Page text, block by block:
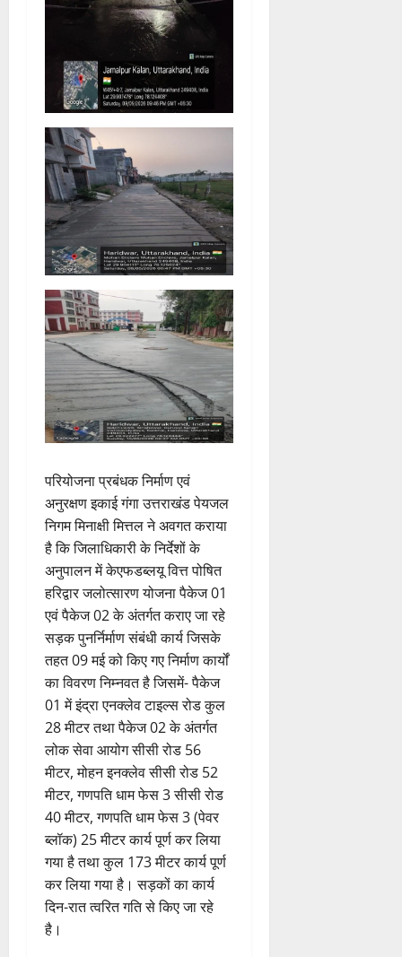
परियोजना प्रबंधक निर्माण एवं
अनुरक्षण इकाई गंगा उत्तराखंड पेयजल
निगम मिनाक्षी मित्तल ने अवगत कराया
है कि जिलाधिकारी के निर्देशों के
अनुपालन में केएफडब्लयू वित्त पोषित
हरिद्वार जलोत्सारण योजना पैकेज 01
एवं पैकेज 02 के अंतर्गत कराए जा रहे
सड़क पुनर्निर्माण संबंधी कार्य जिसके
तहत 09 मई को किए गए निर्माण कार्यों
का विवरण निम्नवत है जिसमें- पैकेज
01 में इंद्रा एनक्लेव टाइल्स रोड कुल
28 मीटर तथा पैकेज 02 के अंतर्गत
लोक सेवा आयोग सीसी रोड 56
मीटर, मोहन इनक्लेव सीसी रोड 52
मीटर, गणपति धाम फेस 3 सीसी रोड
40 मीटर, गणपति धाम फेस 3 (पेवर
ब्लॉक) 25 मीटर कार्य पूर्ण कर लिया
गया है तथा कुल 173 मीटर कार्य पूर्ण
कर लिया गया है। सड़कों का कार्य
दिन-रात त्वरित गति से किए जा रहे
है।